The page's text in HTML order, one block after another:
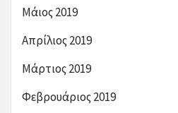
Μάιος 2019
Απρίλιος 2019
Μάρτιος 2019
Φεβρουάριος 2019